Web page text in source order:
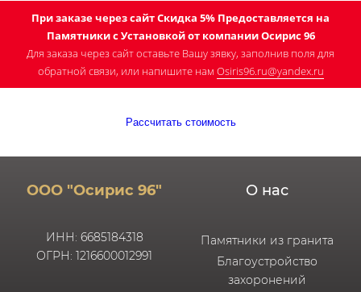
При заказе через сайт Скидка 5% Предоставляется на
Памятники с Установкой от компании Осирис 96
Для заказа через сайт оставьте Вашу зявку, заполнив поля для
обратной связи, или напишите нам Osiris96.ru@yandex.ru
Рассчитать стоимость
ООО "Осирис 96"
ИНН: 6685184318
ОГРН: 1216600012991
О нас
Памятники из гранита
Благоустройство
захоронений